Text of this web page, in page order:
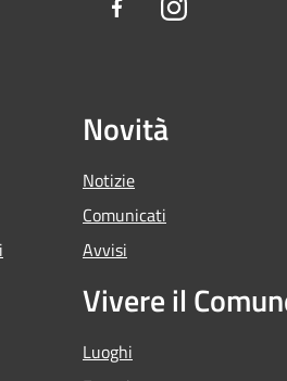
FacebookInstagram
Novità
Notizie
Comunicati
Avvisi
Vivere il
Luoghi